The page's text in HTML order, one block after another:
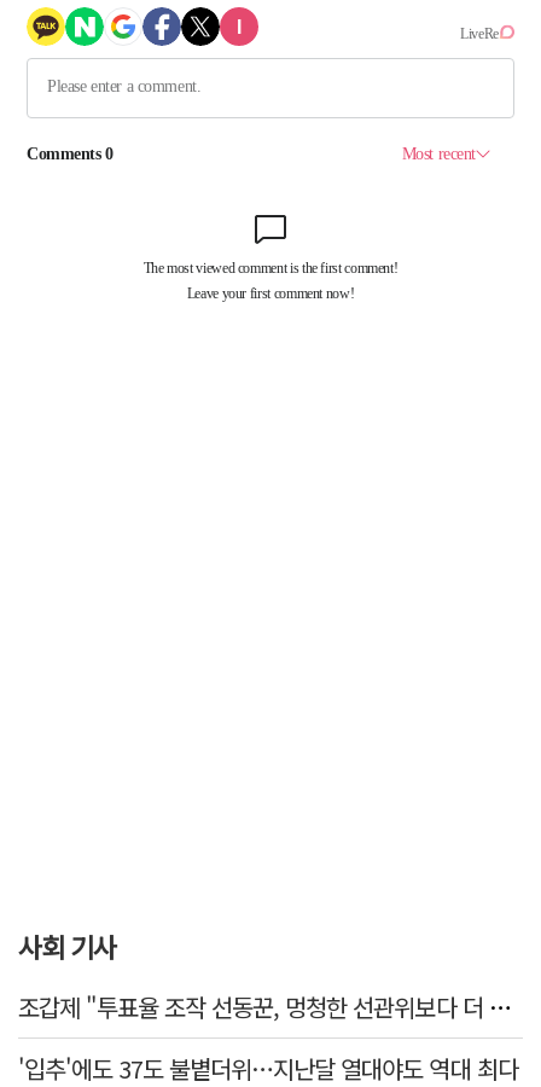
사회 기사
조갑제 "투표율 조작 선동꾼, 멍청한 선관위보다 더 나빠…부정선거, 불가능"
'입추'에도 37도 불볕더위…지난달 열대야도 역대 최다